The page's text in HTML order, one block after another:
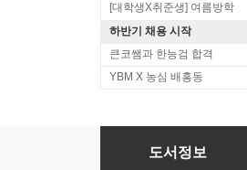
[대학생X취준생] 여름방학
하반기 채용 시작
큰코쌤과 한능검 합격
YBM X 농심 배홍동
신공략 중국어 프리토킹
도서정보